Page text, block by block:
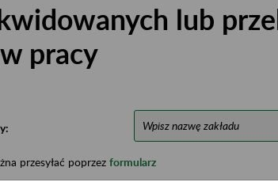
lub
pracy
przesyłać poprzez formularz